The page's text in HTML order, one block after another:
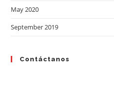
May 2020
September 2019
Contáctanos